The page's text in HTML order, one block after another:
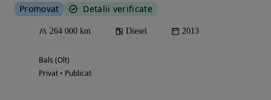
Promovat Detalii verificate
264 000 km Diesel 2013
Bals (Olt)
Privat • Publicat